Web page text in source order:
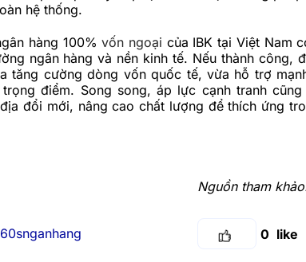
hệ thống.
hàng 100%vốn ngoại của IBK tại Việt Nam
ngân hàng và nền kinh tế. Nếu thành công,
tăng cường dòng vốn quốc tế, vừa hỗ trợ
điểm. Song song, áp lực cạnh tranh
đổi mới, nâng cao chất lượng để thích ứng
Nguồn tham
0